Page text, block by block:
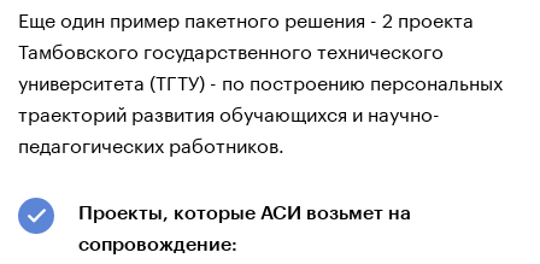
Еще один пример пакетного решения - 2 проекта
Тамбовского государственного технического
университета (ТГТУ) - по построению персональных
траекторий развития обучающихся и научно-
педагогических работников.
Проекты, которые АСИ возьмет на
сопровождение: